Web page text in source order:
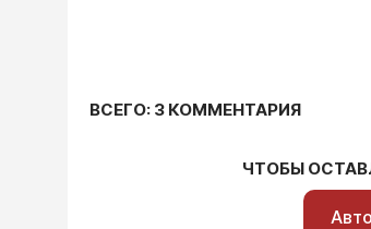
ВСЕГО: 3 КОММЕНТАРИЯ
ЧТОБЫ